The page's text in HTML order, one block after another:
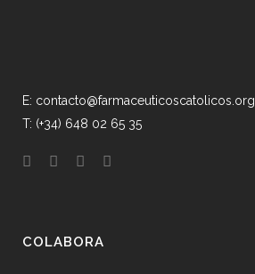
E: contacto@farmaceuticoscatolicos.org
T: (+34) 648 02 65 35
COLABORA